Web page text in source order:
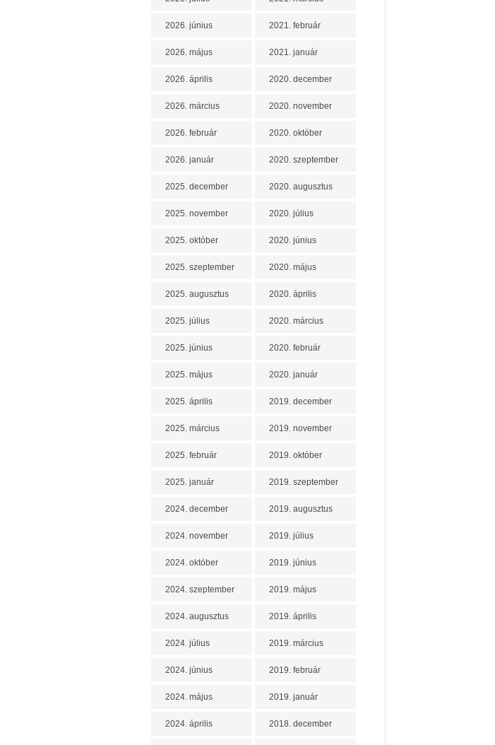
2026. június
2026. május
2026. április
2026. március
2026. február
2026. január
2025. december
2025. november
2025. október
2025. szeptember
2025. augusztus
2025. július
2025. június
2025. május
2025. április
2025. március
2025. február
2025. január
2024. december
2024. november
2024. október
2024. szeptember
2024. augusztus
2024. július
2024. június
2024. május
2024. április
2021. február
2021. január
2020. december
2020. november
2020. október
2020. szeptember
2020. augusztus
2020. július
2020. június
2020. május
2020. április
2020. március
2020. február
2020. január
2019. december
2019. november
2019. október
2019. szeptember
2019. augusztus
2019. július
2019. június
2019. május
2019. április
2019. március
2019. február
2019. január
2018. december